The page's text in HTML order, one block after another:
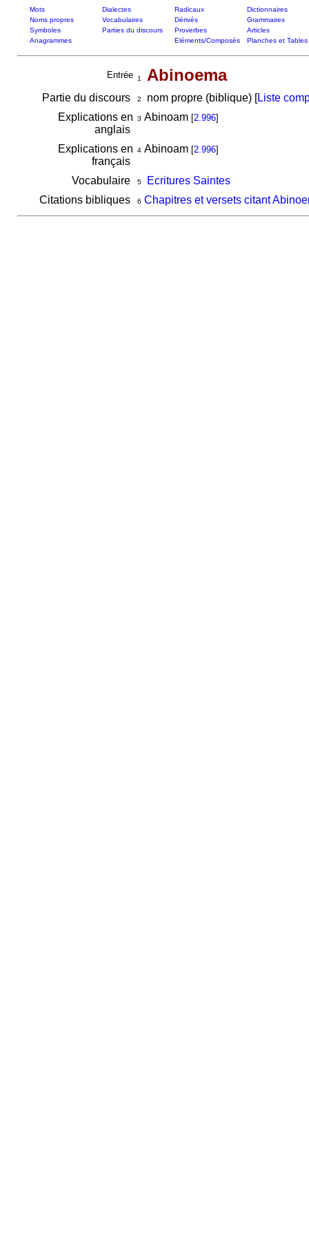
Mots Dialectes Radicaux
Dictionnaires
Noms propres
Vocabulaires Dérivés
Grammaires
Symboles
Parties du discours Proverbes
Articles
Anagrammes
Eléments/Composés Planches et Tables
Entrée 1 Abinoema
Partie du discours 2 nom propre (biblique) [Liste
Explications en
anglais
3 Abinoam [2.996]
Explications en
français
4Abinoam [2.996]
Vocabulaire 5
Ecritures Saintes
Citations bibliques
6 Chapitres et versets citant